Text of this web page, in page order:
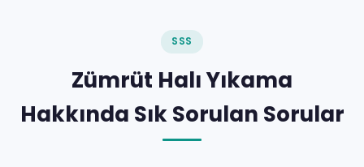
SSS
Zümrüt Halı Yıkama
Hakkında Sık Sorulan Sorular